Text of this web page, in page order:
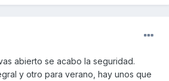
abierto se acabo la seguridad.
y otro para verano, hay unos que